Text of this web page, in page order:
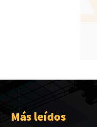
Más leídos